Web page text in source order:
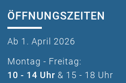
ÖFFNUNGSZEITEN
Ab 1. April 2026
Montag - Freitag:
10 - 14 Uhr & 15 - 18 Uhr